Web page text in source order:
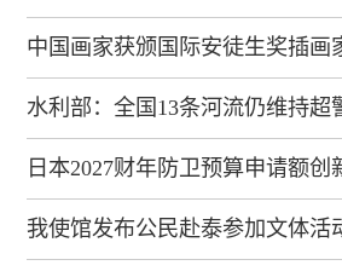
中国画家获颁国际安徒生奖插画
水利部：全国13条河流仍维持超
日本2027财年防卫预算申请额创
我使馆发布公民赴泰参加文体活